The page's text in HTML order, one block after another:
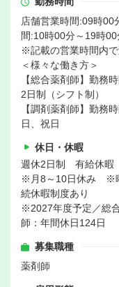
店舗営業時間:09時00
間:10時00分～19時00
※記載の営業時間内
＜様々な働き方＞
【総合薬剤師】勤務
2日制（シフト制）
【調剤薬剤師】勤務
日、祝日
休日・休暇
週休2日制 有給休暇
※月8～10日休み ※
続休暇制度あり
※2027年度予定／総
師：年間休日124日
募集職種
薬剤師